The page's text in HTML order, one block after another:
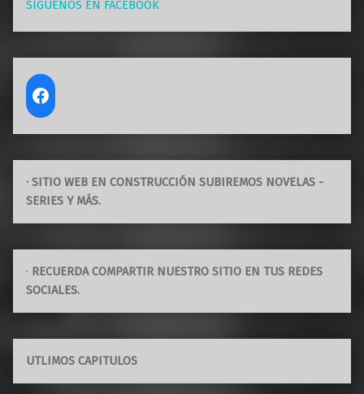
SIGUENOS EN FACEBOOK
· SITIO WEB EN CONSTRUCCIÓN SUBIREMOS NOVELAS -
SERIES Y MÁS.
· RECUERDA COMPARTIR NUESTRO SITIO EN TUS REDES
SOCIALES.
UTLIMOS CAPITULOS